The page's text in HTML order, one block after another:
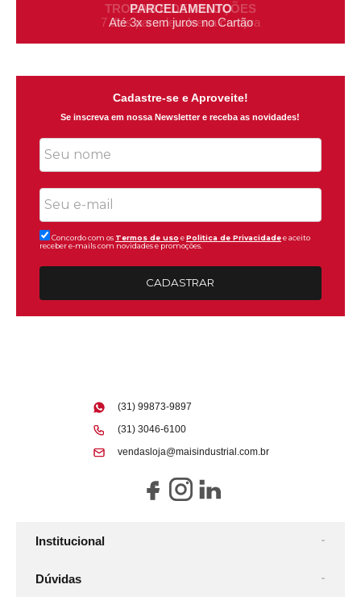
TROCAS E DEVOLUÇÕES
7 dias para devolver a compra
Cadastre-se e Aproveite!
Se inscreva em nossa Newsletter e receba as novidades!
Concordo com os Termos de uso ePolitica de Privacidadee aceito
receber e-mails com novidades e promoções.
CADASTRAR
Institucional
Dúvidas
(31) 99873-9897
(31) 3046-6100
vendasloja@maisindustrial.com.br